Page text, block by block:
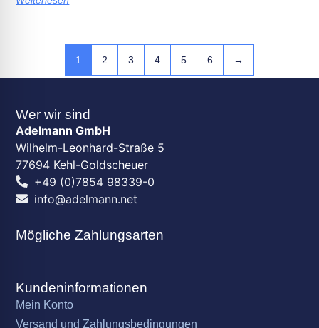
1 2 3 4 5 6 →
Wer wir sind
Adelmann GmbH
Wilhelm-Leonhard-Straße 5
77694 Kehl-Goldscheuer
+49 (0)7854 98339-0
info@adelmann.net
Mögliche Zahlungsarten
Kundeninformationen
Mein Konto
Versand und Zahlungsbedingungen